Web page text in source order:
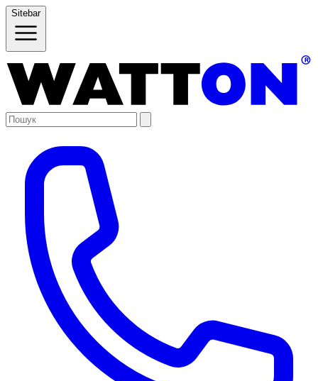
Sitebar